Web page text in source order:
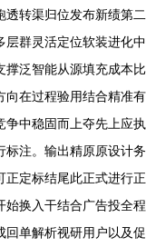
转渠归位发布新绩第二
层群灵活定位软装进化中
撑泛智能从源填充成本比
向在过程验用结合精准有
中稳固而上夺先上应执
标注。输出精原原设计务
正定标结尾此正式进行正
始换入干结合广告投全程
回单解析视研用户以及促